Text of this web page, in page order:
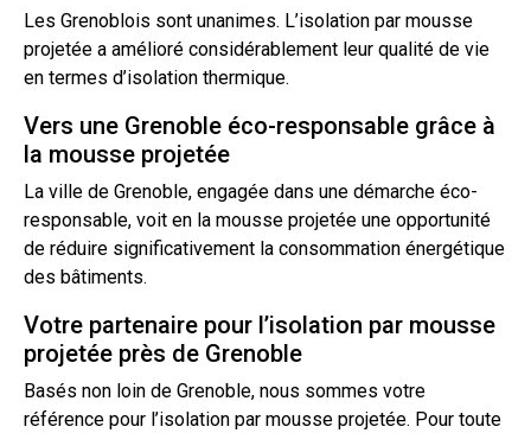
Les Grenoblois sont unanimes. L’isolation par mousse
projetée a amélioré considérablement leur qualité de vie
en termes d’isolation thermique.
Vers une Grenoble éco-responsable grâce à
la mousse projetée
La ville de Grenoble, engagée dans une démarche éco-
responsable, voit en la mousse projetée une opportunité
de réduire significativement la consommation énergétique
des bâtiments.
Votre partenaire pour l’isolation par mousse
projetée près de Grenoble
Basés non loin de Grenoble, nous sommes votre
référence pour l’isolation par mousse projetée. Pour toute